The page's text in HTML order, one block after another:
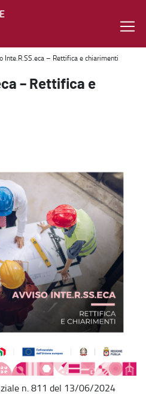
e chiarimenti - Welfare, diritti e
Inte.R.SS.eca – Rettifica e chiarimenti
– Rettifica e
n. 811 del 13/06/2024